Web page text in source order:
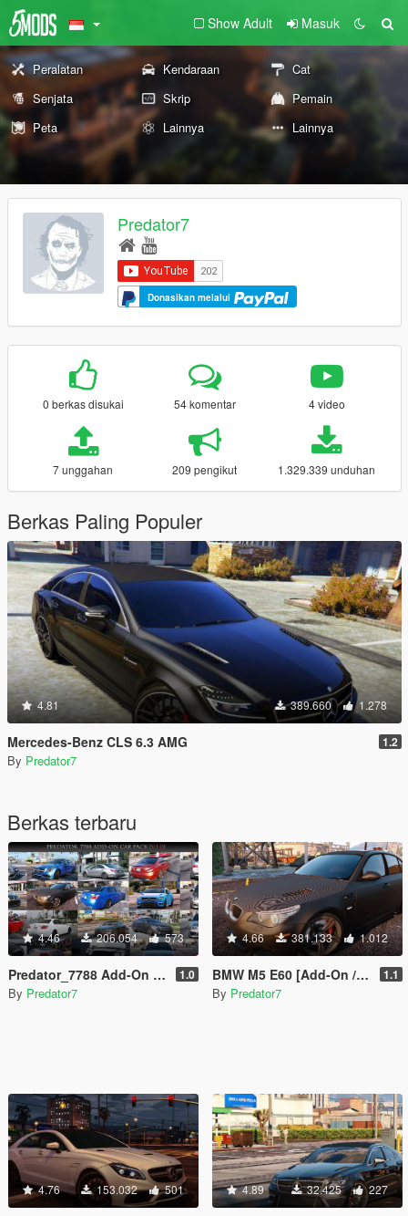
Show Adult Masuk
Peralatan Kendaraan
Cat
Senjata
Skrip
Pemain
Peta
Lainnya Lainnya
Predator7
Donasikan melalui
0 berkas disukai 54 komentar 4 video
7 unggahan 209 pengikut 1.329.339 unduhan
Berkas Paling Populer
4.81 389.660 1.278
Mercedes-Benz CLS 6.3 AMG 1.2
By Predator7
Berkas terbaru
4.46 206.054 573
Predator_7788 Add-On Car Pack 1.0
By Predator7
4.66 381.133 1.012
BMW M5 E60 [Add-On / Replace] 1.1
By Predator7
4.76 153.032 501 4.89 32.425 227